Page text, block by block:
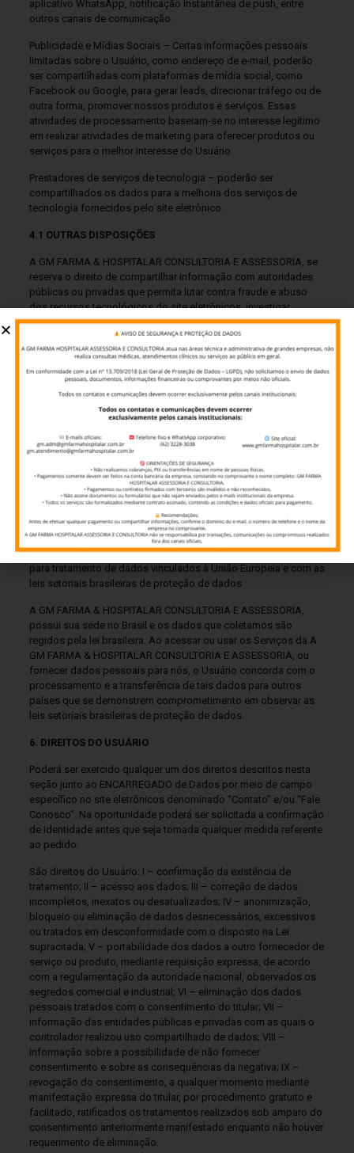
aplicativo WhatsApp, notificação instantânea de push, entre
outros canais de comunicação.
Publicidade e Mídias Sociais – Certas informações pessoais
limitadas sobre o Usuário, como endereço de e-mail, poderão
ser compartilhadas com plataformas de mídia social, como
Facebook ou Google, para gerar leads, direcionar tráfego ou de
outra forma, promover nossos produtos e serviços. Essas
atividades de processamento baseiam-se no interesse legítimo
em realizar atividades de marketing para oferecer produtos ou
serviços para o melhor interesse do Usuário
Prestadores de serviços de tecnologia – poderão ser
compartilhados os dados para a melhoria dos serviços de
tecnologia fornecidos pelo site eletrônico.
4.1 OUTRAS DISPOSIÇÕES
A GM FARMA & HOSPITALAR CONSULTORIA E ASSESSORIA, se
reserva o direito de compartilhar informação com autoridades
públicas ou privadas que permita lutar contra fraude e abuso
dos recursos tecnológicos do site eletrônicos, investigar
suspeitas de violação da lei, ou combater qualquer outra
suspeita de descumprimento dos Termos de Uso ou da lei.
Poderão ser compartilhadas informações pessoais com
autoridades governamentais quando requerido de acordo com
a lei aplicável.
5. COMPARTILHAMENTO INTERNACIONAL DE DADOS
Poderá realizar o compartilhamento internacional de dados
coletados para parceiros que atuam no processamento dos
dados coletados ou cuja utilização dos recursos eletrônicos
dependam de hospedagem em servidor internacional. Essas
transferências envolvem apenas empresas parceiras da A GM
FARMA & HOSPITALAR CONSULTORIA E ASSESSORIA, que
demonstraram estar em processo de conformidade ou em
conformidade com a GDPR (General Data Protection Regulatio)
para tratamento de dados vinculados à União Europeia e com as
leis setoriais brasileiras de proteção de dados
A GM FARMA & HOSPITALAR CONSULTORIA E ASSESSORIA,
possui sua sede no Brasil e os dados que coletamos são
regidos pela lei brasileira. Ao acessar ou usar os Serviços da A
GM FARMA & HOSPITALAR CONSULTORIA E ASSESSORIA, ou
fornecer dados pessoais para nós, o Usuário concorda com o
processamento e a transferência de tais dados para outros
países que se demonstrem comprometimento em observar as
leis setoriais brasileiras de proteção de dados.
6. DIREITOS DO USUÁRIO
Poderá ser exercido qualquer um dos direitos descritos nesta
seção junto ao ENCARREGADO de Dados por meio de campo
específico no site eletrônicos denominado “Contato” e/ou “Fale
Conosco”. Na oportunidade poderá ser solicitada a confirmação
de identidade antes que seja tomada qualquer medida referente
ao pedido.
São direitos do Usuário: I – confirmação da existência de
tratamento; II – acesso aos dados; III – correção de dados
incompletos, inexatos ou desatualizados; IV – anonimização,
bloqueio ou eliminação de dados desnecessários, excessivos
ou tratados em desconformidade com o disposto na Lei
supracitada; V – portabilidade dos dados a outro fornecedor de
serviço ou produto, mediante requisição expressa, de acordo
com a regulamentação da autoridade nacional, observados os
segredos comercial e industrial; VI – eliminação dos dados
pessoais tratados com o consentimento do titular; VII –
informação das entidades públicas e privadas com as quais o
controlador realizou uso compartilhado de dados; VIII –
informação sobre a possibilidade de não fornecer
consentimento e sobre as consequências da negativa; IX –
revogação do consentimento, a qualquer momento mediante
manifestação expressa do titular, por procedimento gratuito e
facilitado, ratificados os tratamentos realizados sob amparo do
consentimento anteriormente manifestado enquanto não houver
requerimento de eliminação.